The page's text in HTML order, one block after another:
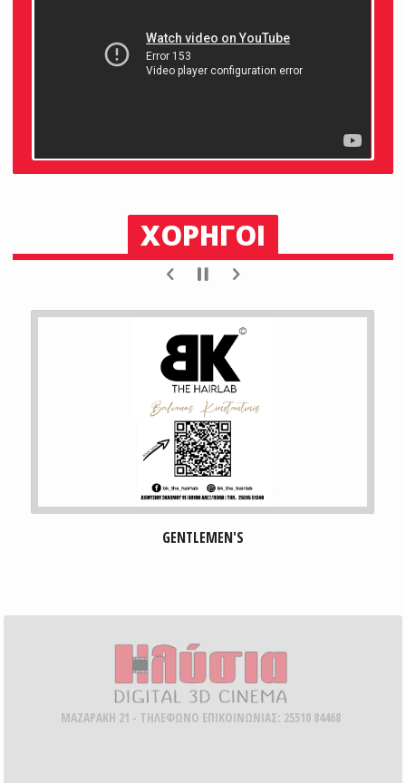
ΧΟΡΗΓΟΙ
GENTLEMEN'S
ΜΑΖΑΡΑΚΗ 21 - ΤΗΛΕΦΩΝΟ ΕΠΙΚΟΙΝΩΝΙΑΣ: 25510 84468